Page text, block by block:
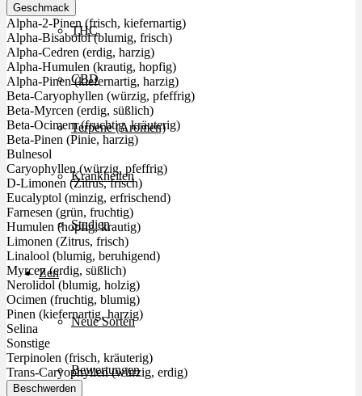
THC
CBD
Terpene (Aromen)
Krankheiten
Studien
Zen
Neue Sorten
Bewertungen
Geschmack
Alpha-2-Pinen (frisch, kiefernartig)
Alpha-Bisabolol (blumig, frisch)
Alpha-Cedren (erdig, harzig)
Alpha-Humulen (krautig, hopfig)
Alpha-Pinen (kiefernartig, harzig)
Beta-Caryophyllen (würzig, pfeffrig)
Beta-Myrcen (erdig, süßlich)
Beta-Ocimem (fruchtig, kräuterig)
Beta-Pinen (Pinie, harzig)
Bulnesol
Caryophyllen (würzig, pfeffrig)
D-Limonen (Zitrus, frisch)
Eucalyptol (minzig, erfrischend)
Farnesen (grün, fruchtig)
Humulen (hopfig, krautig)
Limonen (Zitrus, frisch)
Linalool (blumig, beruhigend)
Myrcen (erdig, süßlich)
Nerolidol (blumig, holzig)
Ocimen (fruchtig, blumig)
Pinen (kiefernartig, harzig)
Selina
Sonstige
Terpinolen (frisch, kräuterig)
Trans-Caryophyllen (würzig, erdig)
Beschwerden